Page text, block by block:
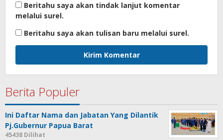
Beritahu saya akan tindak lanjut komentar
melalui surel.
Beritahu saya akan tulisan baru melalui surel.
Berita Populer
Ini Daftar Nama dan Jabatan Yang Dilantik
Pj.Gubernur Papua Barat
45438 Dilihat